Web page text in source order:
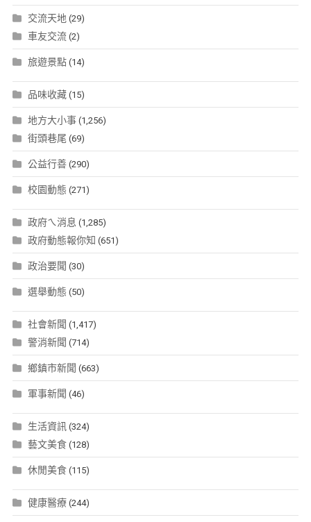
交流天地(29)
車友交流(2)
旅遊景點(14)
品味收藏(15)
地方大小事(1,256)
街頭巷尾 (69)
公益行善(290)
校園動態 (271)
政府ㄟ消息 (1,285)
政府動態報你知 (651)
政治要聞 (30)
選舉動態 (50)
社會新聞 (1,417)
警消新聞 (714)
鄉鎮市新聞 (663)
軍事新聞 (46)
生活資訊(324)
藝文美食(128)
休閒美食(115)
健康醫療(244)